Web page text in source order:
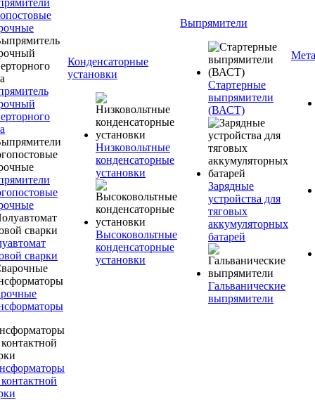
сварки
Конденсаторные
установки
Низковольтные
конденсаторные
установки
Высоковольтные
конденсаторные
установки
Выпрямители
Стартерные
выпрямители
(ВАСТ)
Зарядные
устройства для
тяговых
аккумуляторных
батарей
Гальванические
выпрямители